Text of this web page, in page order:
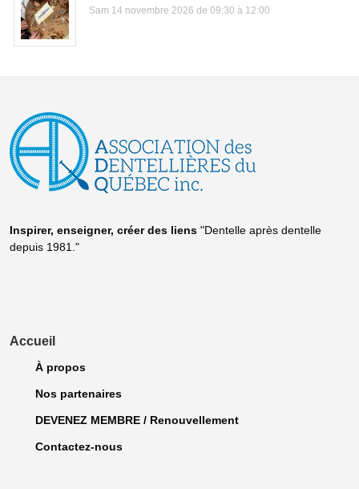
Sam 14 novembre 2026 de 09:30 à 12:00
Inspirer, enseigner, créer des liens "Dentelle après dentelle
depuis 1981."
Accueil
À propos
Nos partenaires
DEVENEZ MEMBRE / Renouvellement
Contactez-nous